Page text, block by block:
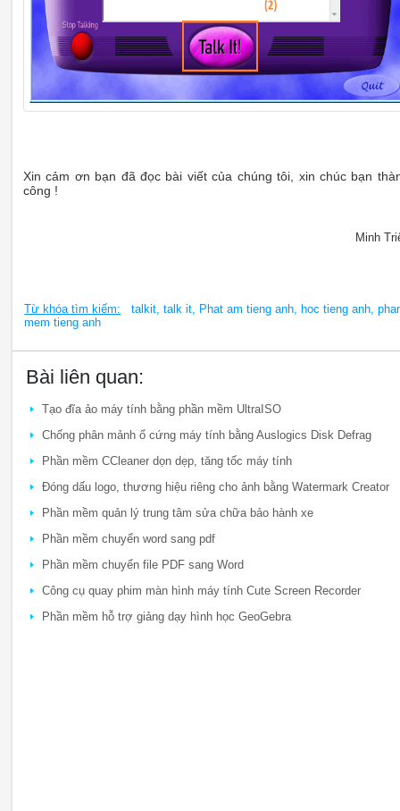
Xin cảm ơn bạn đã đọc bài viết của chúng tôi, xin chúc bạn
công !
Minh
Từ khóa tìm kiếm: talkit, talk it, Phat am tieng anh, hoc tieng anh,
mem tieng anh
Bài liên quan:
Tạo đĩa ảo máy tính bằng phần mềm UltraISO
Chống phân mảnh ổ cứng máy tính bằng Auslogics Disk Defrag
Phần mềm CCleaner dọn dẹp, tăng tốc máy tính
Đóng dấu logo, thương hiệu riêng cho ảnh bằng Watermark Creator
Phần mềm quản lý trung tâm sửa chữa bảo hành xe
Phần mềm chuyển word sang pdf
Phần mềm chuyển file PDF sang Word
Công cụ quay phim màn hình máy tính Cute Screen Recorder
Phần mềm hỗ trợ giảng dạy hình học GeoGebra